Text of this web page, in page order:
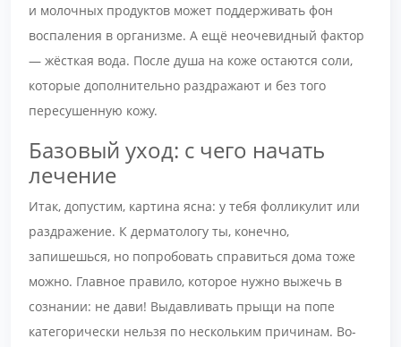
и молочных продуктов может поддерживать фон
воспаления в организме. А ещё неочевидный фактор
— жёсткая вода. После душа на коже остаются соли,
которые дополнительно раздражают и без того
пересушенную кожу.
Базовый уход: с чего начать
лечение
Итак, допустим, картина ясна: у тебя фолликулит или
раздражение. К дерматологу ты, конечно,
запишешься, но попробовать справиться дома тоже
можно. Главное правило, которое нужно выжечь в
сознании: не дави! Выдавливать прыщи на попе
категорически нельзя по нескольким причинам. Во-